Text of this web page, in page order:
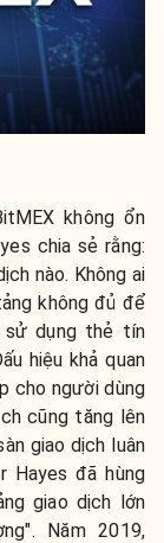
không ổn
chia sẻ rằng:
nào. Không ai
không đủ để
sử dụng thẻ tín
hiệu khả quan
cho người dùng
cũng tăng lên
giao dịch luân
Hayes đã hùng
giao dịch lớn
Năm 2019,